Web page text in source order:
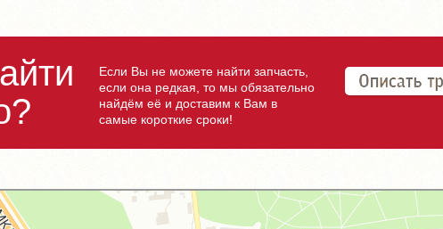
Если Вы не можете найти запчасть,
если она редкая, то мы обязательно
найдём её и доставим к Вам в
самые короткие сроки!